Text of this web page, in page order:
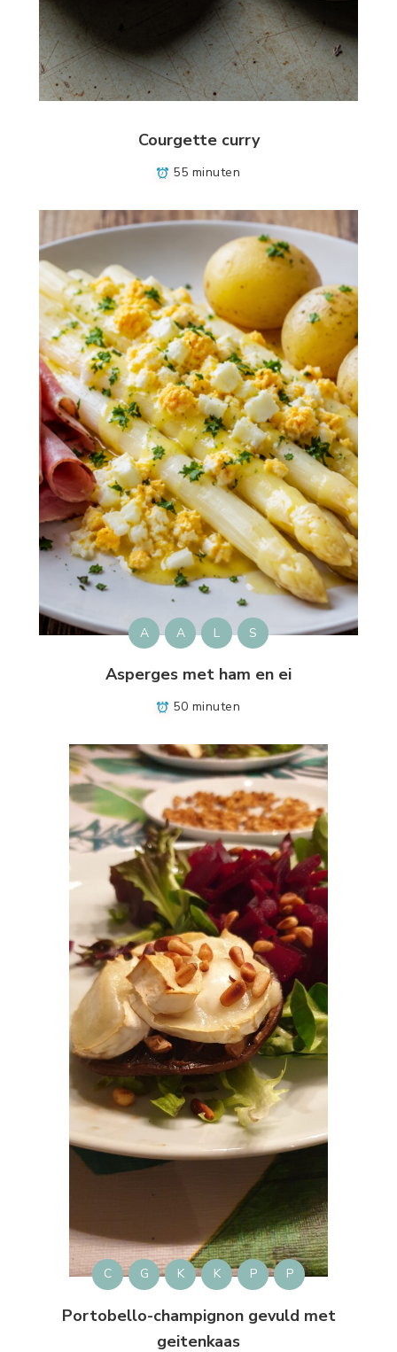
Courgette curry
55 minuten
A A L S
Asperges met ham en ei
50 minuten
C G K K P P
Portobello-champignon gevuld met
geitenkaas